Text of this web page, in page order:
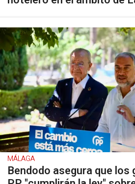
MÁLAGA
Bendodo asegura que los